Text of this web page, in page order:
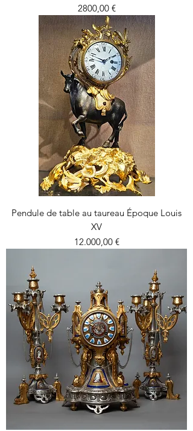
Precio
2800,00 €
Pendule de table au taureau Époque Louis
XV
Precio
12.000,00 €